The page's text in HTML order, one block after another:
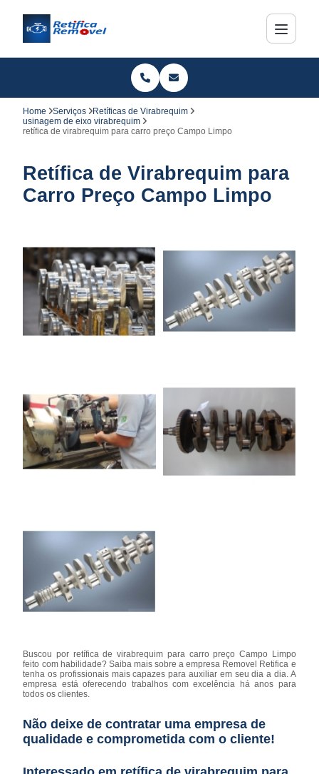
Home Serviços
Retíficas de Virabrequim
usinagem de eixo virabrequim
retífica de virabrequim para carro preço Campo Limpo
Retífica de Virabrequim para
Carro Preço Campo Limpo
Buscou por retífica de virabrequim para carro preço Campo Limpo
feito com habilidade? Saiba mais sobre a empresa Removel Retifica e
tenha os profissionais mais capazes para auxiliar em seu dia a dia. A
empresa está oferecendo trabalhos com excelência há anos para
todos os clientes.
Não deixe de contratar uma empresa de
qualidade e comprometida com o cliente!